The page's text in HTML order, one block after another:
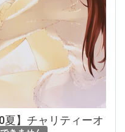
夏】チャリティーオ